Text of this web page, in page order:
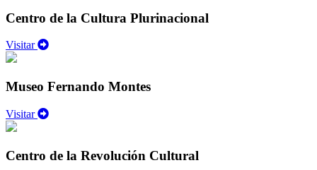
Centro de la Cultura Plurinacional
Visitar
Museo Fernando Montes
Visitar
Centro de la Revolución Cultural